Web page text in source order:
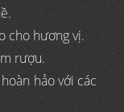
cho hương vị.
rượu.
hảo với các